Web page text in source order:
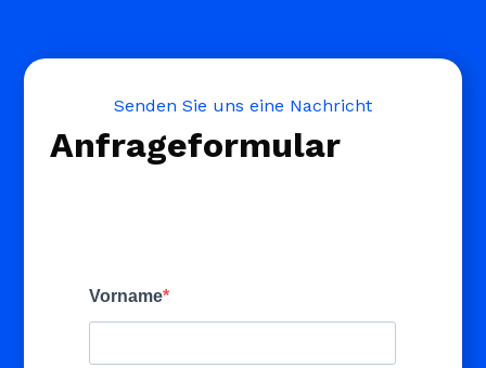
Senden Sie uns eine Nachricht
Anfrageformular